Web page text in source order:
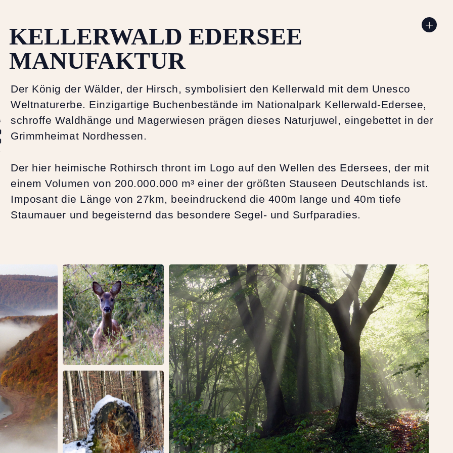
KELLERWALD EDERSEE
MANUFAKTUR
Der König der Wälder, der Hirsch, symbolisiert den Kellerwald mit dem Unesco
Weltnaturerbe. Einzigartige Buchenbestände im Nationalpark Kellerwald-Edersee,
schroffe Waldhänge und Magerwiesen prägen dieses Naturjuwel, eingebettet in der
Grimmheimat Nordhessen.
Der hier heimische Rothirsch thront im Logo auf den Wellen des Edersees, der mit
einem Volumen von 200.000.000 m³ einer der größten Stauseen Deutschlands ist.
Imposant die Länge von 27km, beeindruckend die 400m lange und 40m tiefe
Staumauer und begeisternd das besondere Segel- und Surfparadies.